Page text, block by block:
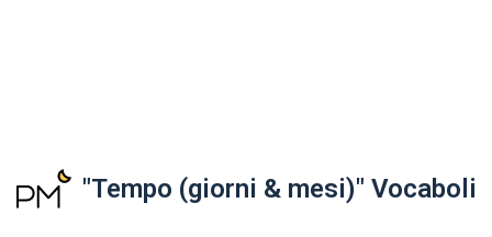
"Tempo (giorni & mesi)" Vocaboli